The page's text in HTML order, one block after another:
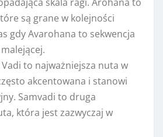
są grane w kolejności
gdy Avarohana to sekwencja
Vadi to najważniejsza nuta w
akcentowana i stanowi
Samvadi to druga
która jest zazwyczaj w